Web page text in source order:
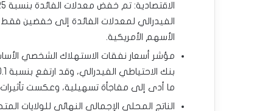
الأسهم الأمريكية.
مؤشر أسعار نفقات الاستهلاك الشخصي
ما أدى إلى مفاجأة تسهيلية، وعكست تأثيرات